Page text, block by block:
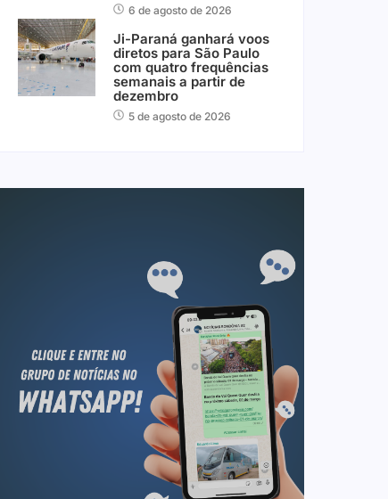
6 de agosto de 2026
Ji-Paraná ganhará voos
diretos para São Paulo
com quatro frequências
semanais a partir de
dezembro
5 de agosto de 2026